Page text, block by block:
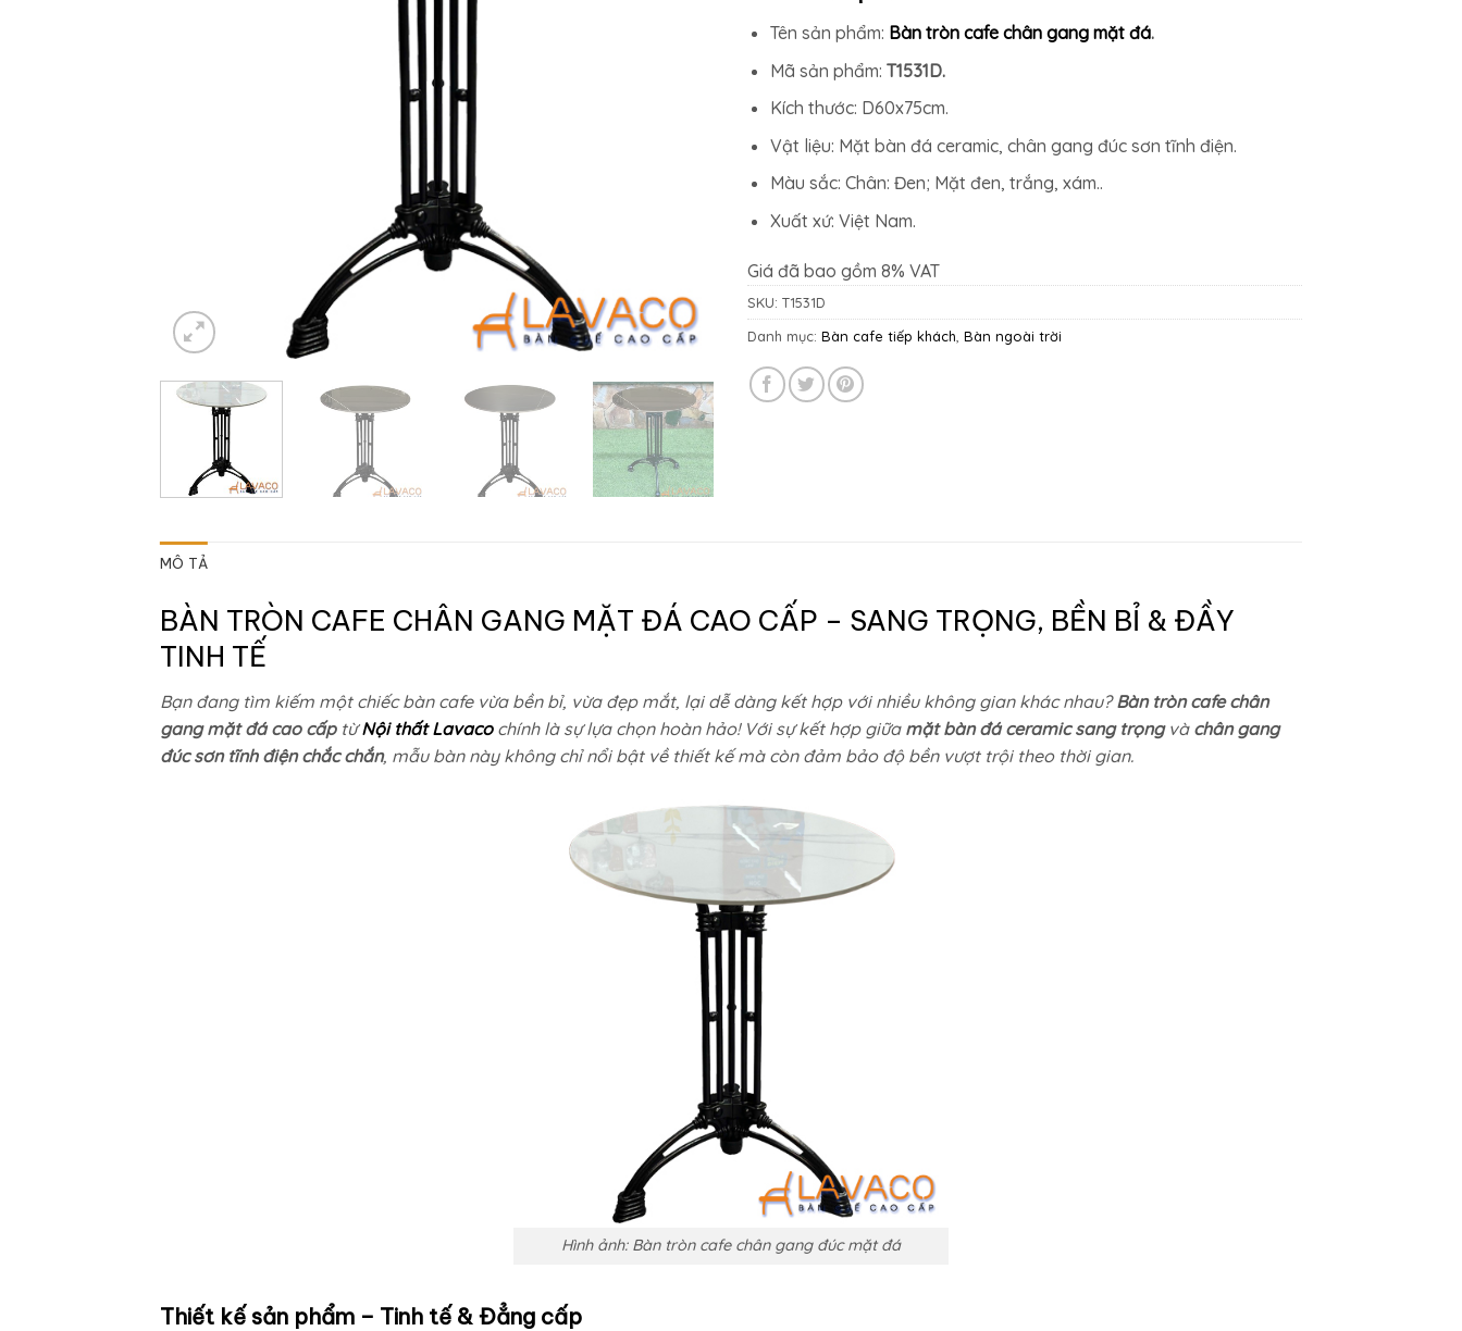
Tên sản phẩm: Bàn tròn cafe chân gang mặt đá.
Mã sản phẩm: T1531D.
Kích thước: D60x75cm.
Vật liệu: Mặt bàn đá ceramic, chân gang đúc sơn tĩnh điện.
Màu sắc: Chân: Đen; Mặt đen, trắng, xám..
Xuất xứ: Việt Nam.
Giá đã bao gồm 8% VAT
SKU: T1531D
Danh mục: Bàn cafe tiếp khách Bàn ngoài trời
MÔ TẢ
BÀN TRÒN CAFE CHÂN GANG MẶT ĐÁ CAO CẤP – SANG TRỌNG, BỀN BỈ & ĐẦY
TINH TẾ
Bạn đang tìm kiếm một chiếc bàn cafe vừa bền bỉ, vừa đẹp mắt, lại dễ dàng kết hợp với nhiều không gian khác nhau?Bàn tròn cafe chân
gang mặt đá cao cấptừNội thất Lavacochính là sự lựa chọn hoàn hảo! Với sự kết hợp giữa mặt bàn đá ceramic sang trọngvà chân gang
đúc sơn tĩnh điện chắc chắn, mẫu bàn này không chỉ nổi bật về thiết kế mà còn đảm bảo độ bền vượt trội theo thời gian.
Hình ảnh: Bàn tròn cafe chân gang đúc mặt đá
Thiết kế sản phẩm – Tinh tế & Đẳng cấp